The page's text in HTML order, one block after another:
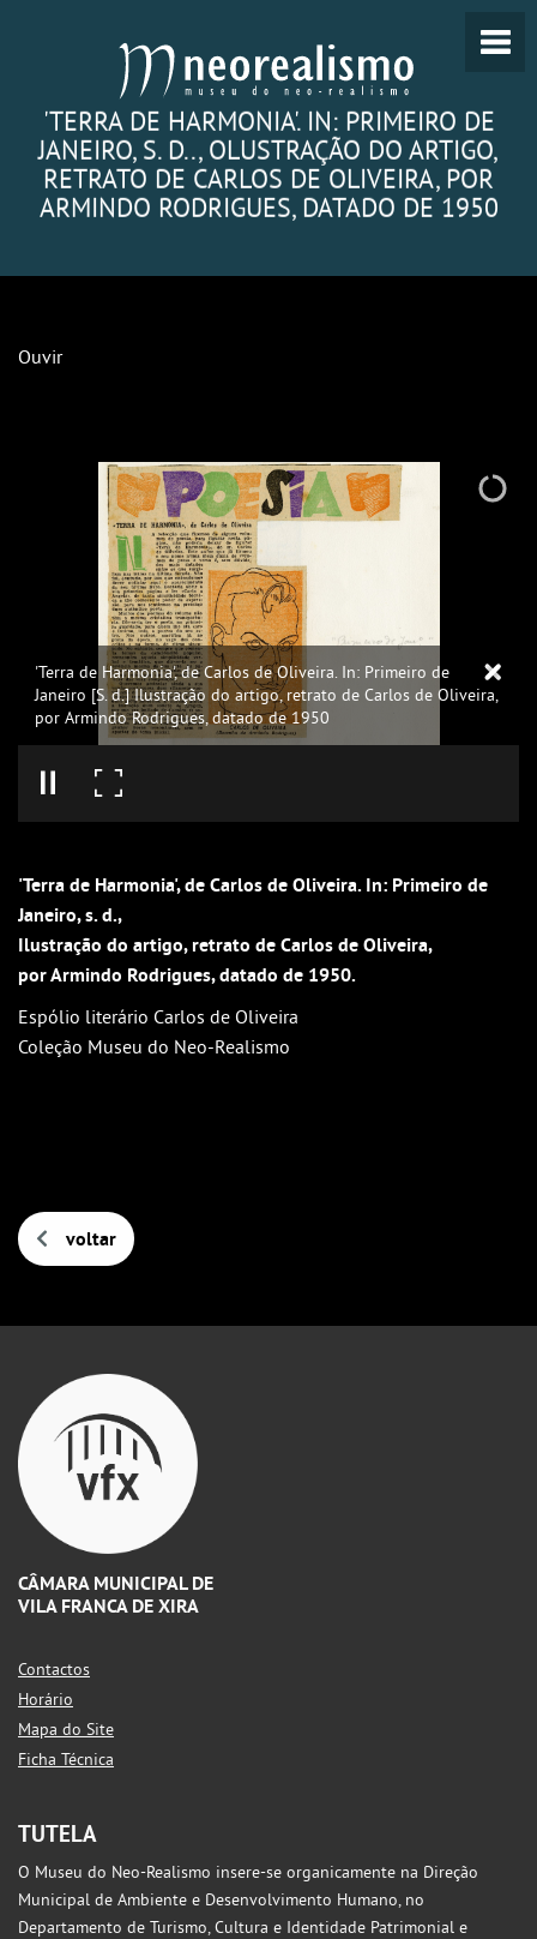
'TERRA DE HARMONIA'. IN: PRIMEIRO DE
JANEIRO, S. D.., OLUSTRAÇÃO DO ARTIGO,
RETRATO DE CARLOS DE OLIVEIRA, POR
ARMINDO RODRIGUES, DATADO DE 1950
Ouvir
'Terra de Harmonia', de Carlos de Oliveira. In: Primeiro de
Janeiro [S. d.] Ilustração do artigo, retrato de Carlos de Oliveira,
por Armindo Rodrigues, datado de 1950
'Terra de Harmonia', de Carlos de Oliveira. In: Primeiro de
Janeiro, s. d.,
Ilustração do artigo, retrato de Carlos de Oliveira,
por Armindo Rodrigues, datado de 1950.
Espólio literário Carlos de Oliveira
Coleção Museu do Neo-Realismo
voltar
CÂMARA MUNICIPAL DE
VILA FRANCA DE XIRA
Contactos
Horário
Mapa do Site
Ficha Técnica
TUTELA
O Museu do Neo-Realismo insere-se organicamente na Direção
Municipal de Ambiente e Desenvolvimento Humano, no
Departamento de Turismo, Cultura e Identidade Patrimonial e